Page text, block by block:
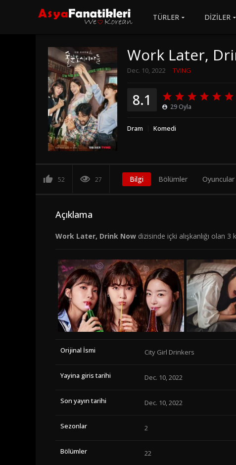
TÜRLER DİZİLER
Work Later,
Dec. 10, 2022 TVING
8.1 29 Oyla
Dram Komedi
52 27 Bilgi Bölümler Oyuncular
Açıklama
Work Later, Drink Now dizisinde içki alışkanlığı olan 3
Orijinal İsmi City Girl Drinkers
Yayina giris tarihi Dec. 10, 2022
Son yayın tarihi Dec. 10, 2022
Sezonlar 2
Bölümler 22